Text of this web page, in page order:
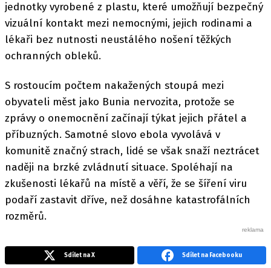
jednotky vyrobené z plastu, které umožňují bezpečný
vizuální kontakt mezi nemocnými, jejich rodinami a
lékaři bez nutnosti neustálého nošení těžkých
ochranných obleků.
S rostoucím počtem nakažených stoupá mezi
obyvateli měst jako Bunia nervozita, protože se
zprávy o onemocnění začínají týkat jejich přátel a
příbuzných. Samotné slovo ebola vyvolává v
komunitě značný strach, lidé se však snaží neztrácet
naději na brzké zvládnutí situace. Spoléhají na
zkušenosti lékařů na místě a věří, že se šíření viru
podaří zastavit dříve, než dosáhne katastrofálních
rozměrů.
Sdílet na X Sdílet na Facebooku